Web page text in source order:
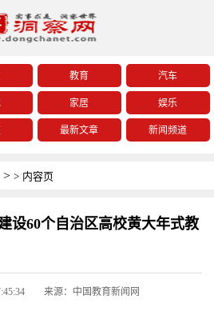
教育 汽车
家居 娱乐
最新文章 新闻频道
> > 内容页
设60个自治区高校黄大年式教
来源：中国教育新闻网